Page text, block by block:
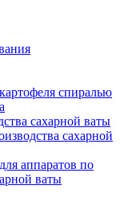
спиралью
сахарной ваты
сахарной
аппаратов по
ваты